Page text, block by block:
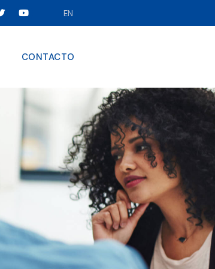
EN
CONTACTO
CARRERA NOTICIAS CONTACTO